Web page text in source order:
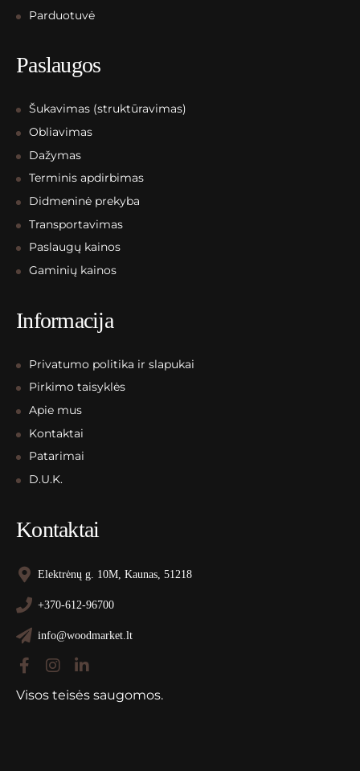
Parduotuvė
Paslaugos
Šukavimas (struktūravimas)
Obliavimas
Dažymas
Terminis apdirbimas
Didmeninė prekyba
Transportavimas
Paslaugų kainos
Gaminių kainos
Informacija
Privatumo politika ir slapukai
Pirkimo taisyklės
Apie mus
Kontaktai
Patarimai
D.U.K.
Kontaktai
Elektrėnų g. 10M, Kaunas, 51218
+370-612-96700
info@woodmarket.lt
Visos teisės saugomos.